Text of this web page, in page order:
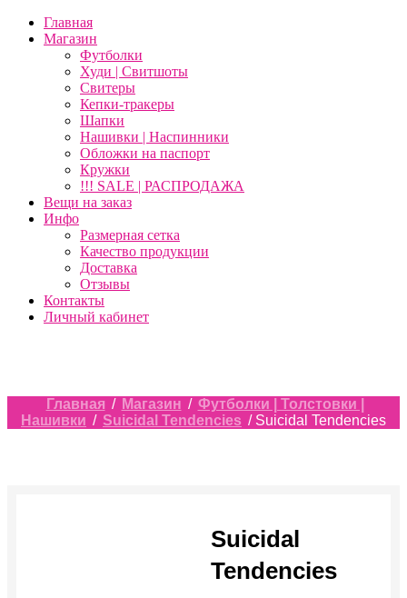
Главная
Магазин
Футболки
Худи | Свитшоты
Свитеры
Кепки-тракеры
Шапки
Нашивки | Наспинники
Обложки на паспорт
Кружки
!!! SALE | РАСПРОДАЖА
Вещи на заказ
Инфо
Размерная сетка
Качество продукции
Доставка
Отзывы
Контакты
Личный кабинет
Главная / Магазин / Футболки | Толстовки |
Нашивки / Suicidal Tendencies / Suicidal Tendencies
Suicidal
Tendencies